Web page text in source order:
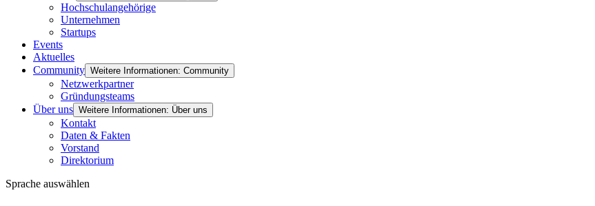
Hochschulangehörige
Unternehmen
Startups
Events
Aktuelles
Community Weitere Informationen: Community
Netzwerkpartner
Gründungsteams
Über uns Weitere Informationen: Über uns
Kontakt
Daten & Fakten
Vorstand
Direktorium
Sprache auswählen